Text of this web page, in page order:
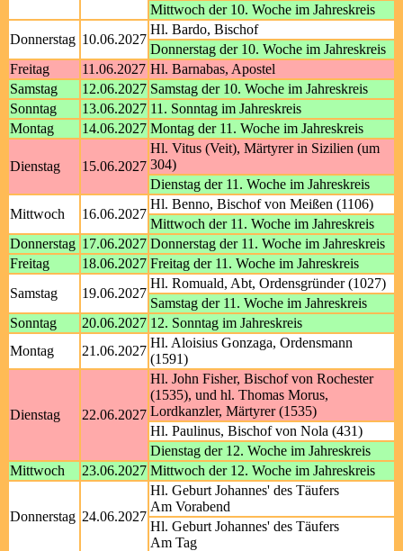
Mittwoch der 10. Woche im Jahreskreis
Donnerstag 10.06.2027
Hl. Bardo, Bischof
Donnerstag der 10. Woche im Jahreskreis
Freitag
11.06.2027 Hl. Barnabas, Apostel
Samstag
12.06.2027 Samstag der 10. Woche im Jahreskreis
Sonntag
13.06.2027 11. Sonntag im Jahreskreis
Montag
14.06.2027 Montag der 11. Woche im Jahreskreis
Dienstag 15.06.2027
Hl. Vitus (Veit), Märtyrer in Sizilien (um
304)
Dienstag der 11. Woche im Jahreskreis
Mittwoch
16.06.2027
Hl. Benno, Bischof von Meißen (1106)
Mittwoch der 11. Woche im Jahreskreis
Donnerstag 17.06.2027 Donnerstag der 11. Woche im Jahreskreis
Freitag
18.06.2027 Freitag der 11. Woche im Jahreskreis
Samstag
19.06.2027
Hl. Romuald, Abt, Ordensgründer (1027)
Samstag der 11. Woche im Jahreskreis
Sonntag
20.06.2027 12. Sonntag im Jahreskreis
Montag
21.06.2027
Hl. Aloisius Gonzaga, Ordensmann
(1591)
Dienstag 22.06.2027
Hl. John Fisher, Bischof von Rochester
(1535), und hl. Thomas Morus,
Lordkanzler, Märtyrer (1535)
Hl. Paulinus, Bischof von Nola (431)
Dienstag der 12. Woche im Jahreskreis
Mittwoch
23.06.2027 Mittwoch der 12. Woche im Jahreskreis
Donnerstag 24.06.2027
Hl. Geburt Johannes' des Täufers
Am Vorabend
Hl. Geburt Johannes' des Täufers
Am Tag